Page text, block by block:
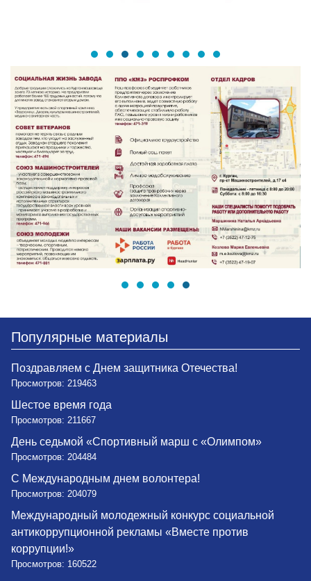
Популярные материалы
Поздравляем с Днем защитника Отечества!
Просмотров: 219463
Шестое время года
Просмотров: 211667
День седьмой «Спортивный марш с «Олимпом»
Просмотров: 204484
С Международным днем волонтера!
Просмотров: 204079
Международный молодежный конкурс социальной
антикоррупционной рекламы «Вместе против
коррупции!»
Просмотров: 160522